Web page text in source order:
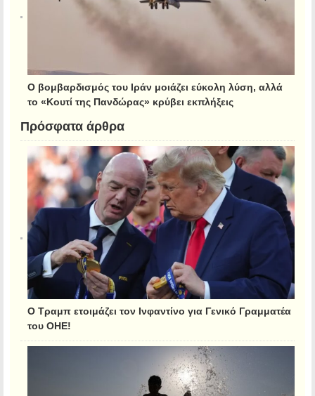
Ο βομβαρδισμός του Ιράν μοιάζει εύκολη λύση, αλλά
το «Κουτί της Πανδώρας» κρύβει εκπλήξεις
Πρόσφατα άρθρα
Ο Τραμπ ετοιμάζει τον Ινφαντίνο για Γενικό Γραμματέα
του ΟΗΕ!